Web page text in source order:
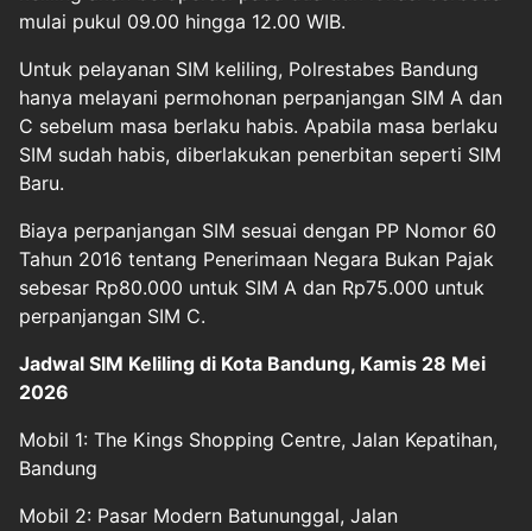
mulai pukul 09.00 hingga 12.00 WIB.
Untuk pelayanan SIM keliling, Polrestabes Bandung
hanya melayani permohonan perpanjangan SIM A dan
C sebelum masa berlaku habis. Apabila masa berlaku
SIM sudah habis, diberlakukan penerbitan seperti SIM
Baru.
Biaya perpanjangan SIM sesuai dengan PP Nomor 60
Tahun 2016 tentang Penerimaan Negara Bukan Pajak
sebesar Rp80.000 untuk SIM A dan Rp75.000 untuk
perpanjangan SIM C.
Jadwal SIM Keliling di Kota Bandung, Kamis 28 Mei
2026
Mobil 1: The Kings Shopping Centre, Jalan Kepatihan,
Bandung
Mobil 2: Pasar Modern Batununggal, Jalan